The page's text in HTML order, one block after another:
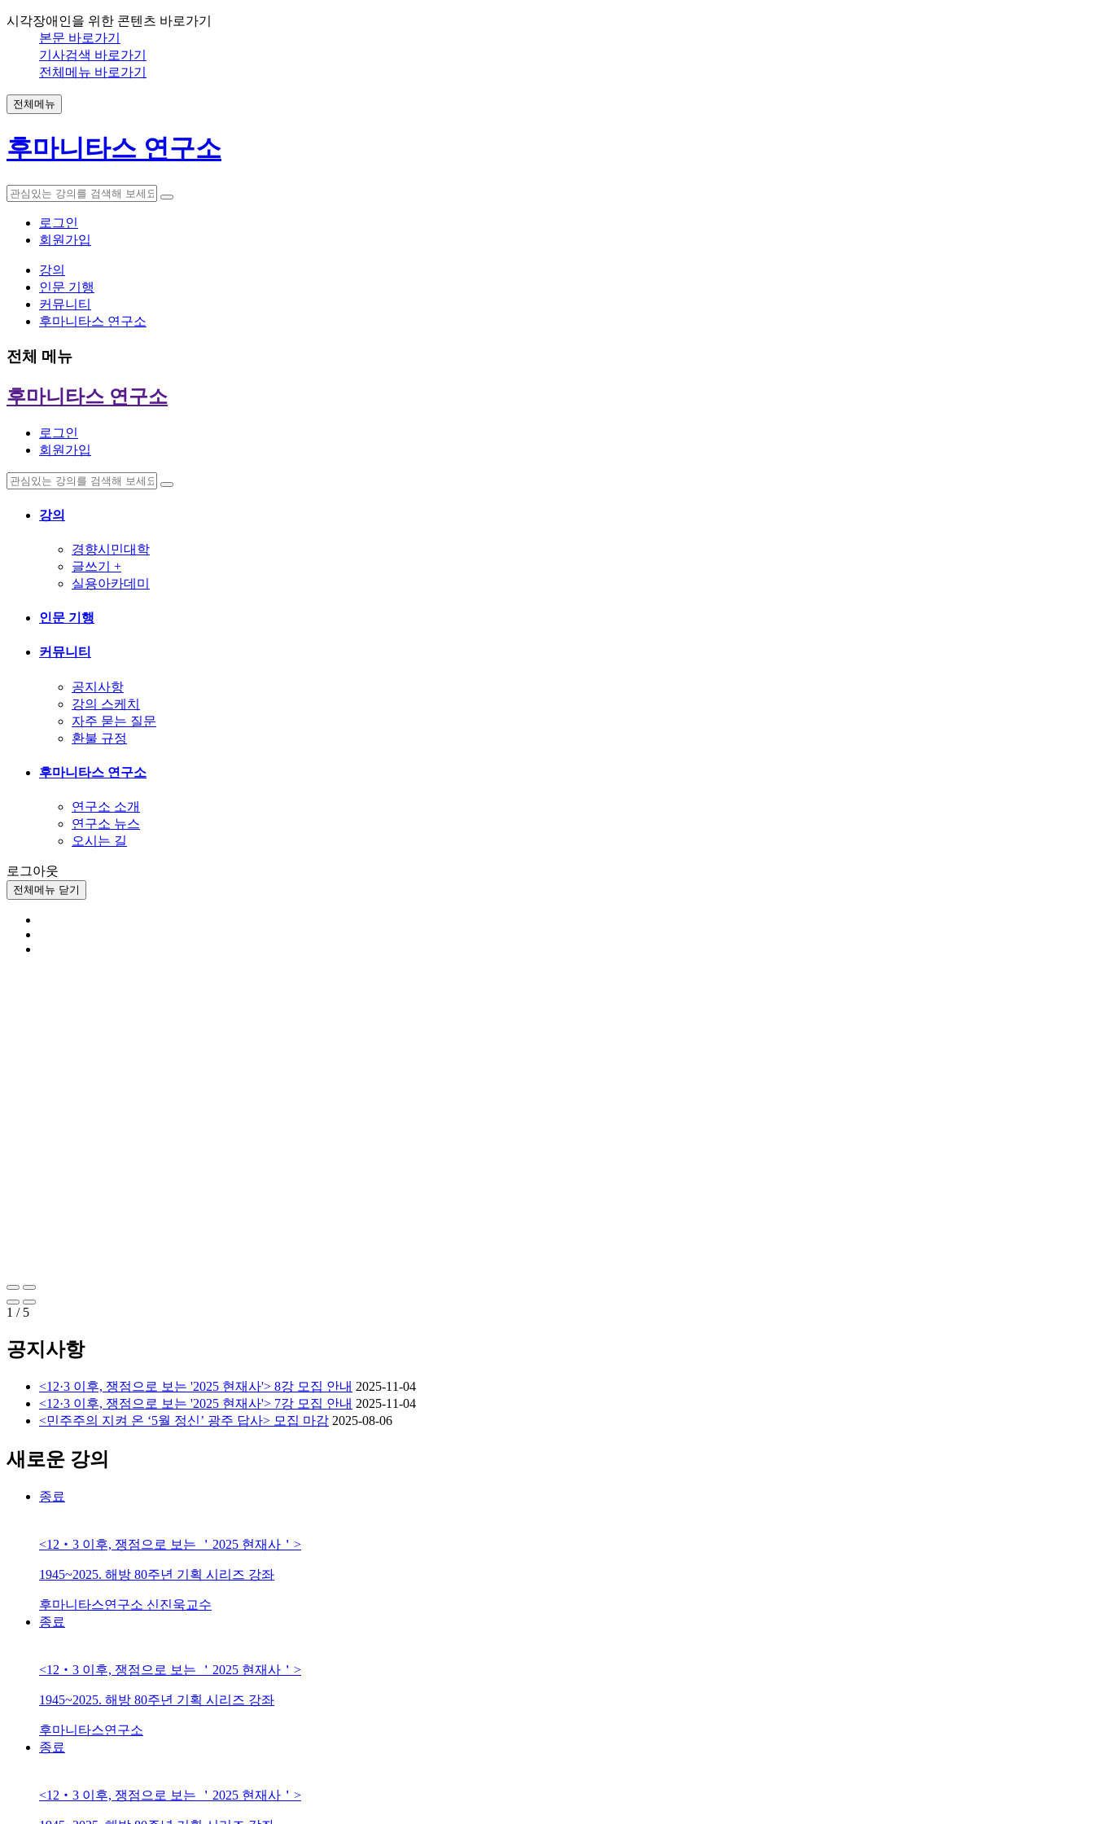
시각장애인을 위한 콘텐츠 바로가기
본문 바로가기
기사검색 바로가기
전체메뉴 바로가기
전체메뉴
후마니타스 연구소
로그인
회원가입
강의
인문 기행
커뮤니티
후마니타스 연구소
전체 메뉴
후마니타스 연구소
로그인
회원가입
강의
경향시민대학
글쓰기 +
실용아카데미
인문 기행
커뮤니티
공지사항
강의 스케치
자주 묻는 질문
환불 규정
후마니타스 연구소
연구소 소개
연구소 뉴스
오시는 길
로그아웃
전체메뉴 닫기
1 / 5
공지사항
<12·3 이후, 쟁점으로 보는 '2025 현재사'> 8강 모집 안내 2025-11-04
<12·3 이후, 쟁점으로 보는 '2025 현재사'> 7강 모집 안내 2025-11-04
<민주주의 지켜 온 ‘5월 정신’ 광주 답사> 모집 마감 2025-08-06
새로운 강의
종료
<12‧3 이후, 쟁점으로 보는 ＇2025 현재사＇>
1945~2025. 해방 80주년 기획 시리즈 강좌
후마니타스연구소 신진욱교수
종료
<12‧3 이후, 쟁점으로 보는 ＇2025 현재사＇>
1945~2025. 해방 80주년 기획 시리즈 강좌
후마니타스연구소
종료
<12‧3 이후, 쟁점으로 보는 ＇2025 현재사＇>